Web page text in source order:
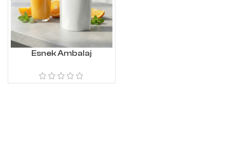
Esnek Ambalaj